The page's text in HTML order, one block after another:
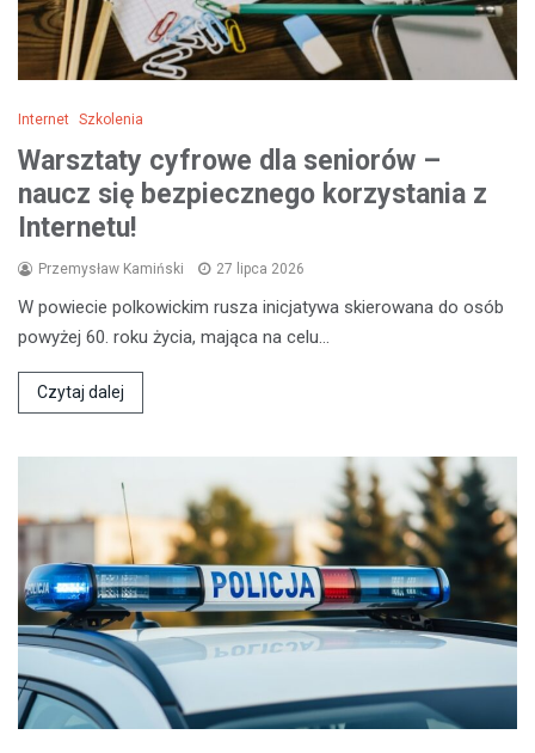
Internet Szkolenia
Warsztaty cyfrowe dla seniorów –
naucz się bezpiecznego korzystania z
Internetu!
Przemysław Kamiński 27 lipca 2026
W powiecie polkowickim rusza inicjatywa skierowana do osób
powyżej 60. roku życia, mająca na celu…
Czytaj dalej